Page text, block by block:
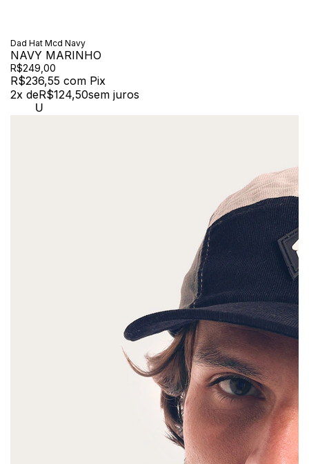
Dad Hat Mcd Navy
NAVY MARINHO
R$249,00
R$236,55 com Pix
2x deR$124,50sem juros
U